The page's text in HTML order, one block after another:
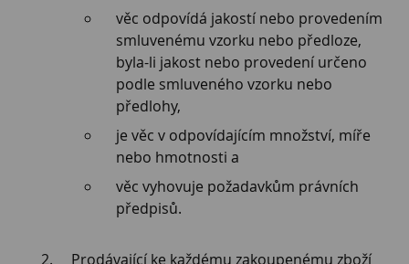
věc odpovídá jakostí nebo provedením
smluvenému vzorku nebo předloze,
byla-li jakost nebo provedení určeno
podle smluveného vzorku nebo
předlohy,
je věc v odpovídajícím množství, míře
nebo hmotnosti a
věc vyhovuje požadavkům právních
předpisů.
Prodávající ke každému zakoupenému zboží